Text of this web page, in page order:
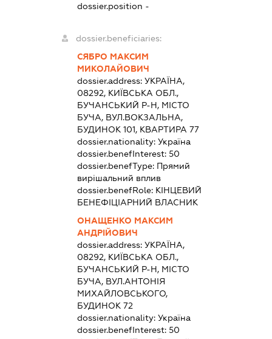
dossier.position -
dossier.beneficiaries:
СЯБРО МАКСИМ
МИКОЛАЙОВИЧ
dossier.address: УКРАЇНА,
08292, КИЇВСЬКА ОБЛ.,
БУЧАНСЬКИЙ Р-Н, МІСТО
БУЧА, ВУЛ.ВОКЗАЛЬНА,
БУДИНОК 101, КВАРТИРА 77
dossier.nationality: Україна
dossier.benefInterest: 50
dossier.benefType: Прямий
вирішальний вплив
dossier.benefRole: КІНЦЕВИЙ
БЕНЕФІЦІАРНИЙ ВЛАСНИК
ОНАЩЕНКО МАКСИМ
АНДРІЙОВИЧ
dossier.address: УКРАЇНА,
08292, КИЇВСЬКА ОБЛ.,
БУЧАНСЬКИЙ Р-Н, МІСТО
БУЧА, ВУЛ.АНТОНІЯ
МИХАЙЛОВСЬКОГО,
БУДИНОК 72
dossier.nationality: Україна
dossier.benefInterest: 50